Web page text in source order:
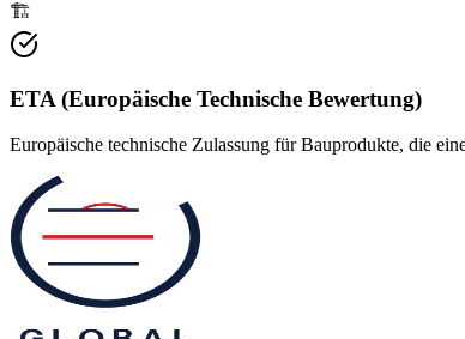
🏗️
ETA (Europäische Technische Bewertung)
Europäische technische Zulassung für Bauprodukte, die